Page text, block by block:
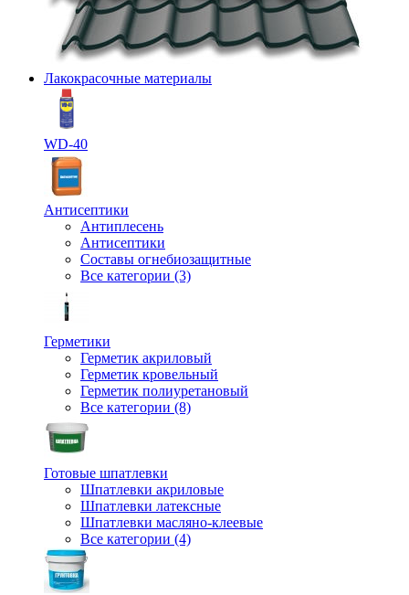
Лакокрасочные материалы
WD-40
Антисептики
Антиплесень
Антисептики
Составы огнебиозащитные
Все категории (3)
Герметики
Герметик акриловый
Герметик кровельный
Герметик полиуретановый
Все категории (8)
Готовые шпатлевки
Шпатлевки акриловые
Шпатлевки латексные
Шпатлевки масляно-клеевые
Все категории (4)